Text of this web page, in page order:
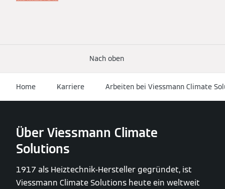
Nach oben
Home Karriere Arbeiten bei Viessmann Climate
Über Viessmann Climate
Solutions
1917 als Heiztechnik-Hersteller gegründet, ist
Viessmann Climate Solutions heute ein weltweit